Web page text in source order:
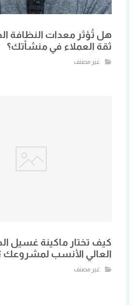
هل تُؤثر معدات النظافة
ثقة العملاء في منشأتك؟
غير مصنف
كيف تختار ماكينة غسيل
العالي الأنسب لمشروعك
غير مصنف